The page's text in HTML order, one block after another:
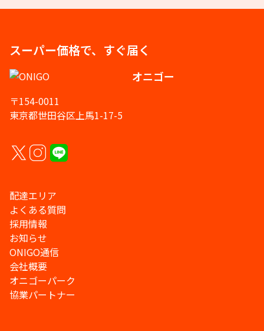
スーパー価格で、すぐ届く
オニゴー
〒154-0011
東京都世田谷区上馬1-17-5
配達エリア
よくある質問
採用情報
お知らせ
ONIGO通信
会社概要
オニゴーパーク
協業パートナー